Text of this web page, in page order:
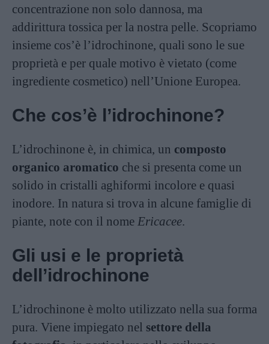
concentrazione non solo dannosa, ma
addirittura tossica per la nostra pelle. Scopriamo
insieme cos’è l’idrochinone, quali sono le sue
proprietà e per quale motivo è vietato (come
ingrediente cosmetico) nell’Unione Europea.
Che cos’è l’idrochinone?
L’idrochinone è, in chimica, un composto
organico aromatico che si presenta come un
solido in cristalli aghiformi incolore e quasi
inodore. In natura si trova in alcune famiglie di
piante, note con il nome Ericacee.
Gli usi e le proprietà
dell’idrochinone
L’idrochinone è molto utilizzato nella sua forma
pura. Viene impiegato nel settore della